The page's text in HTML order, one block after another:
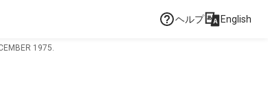
ヘルプ English
1975.